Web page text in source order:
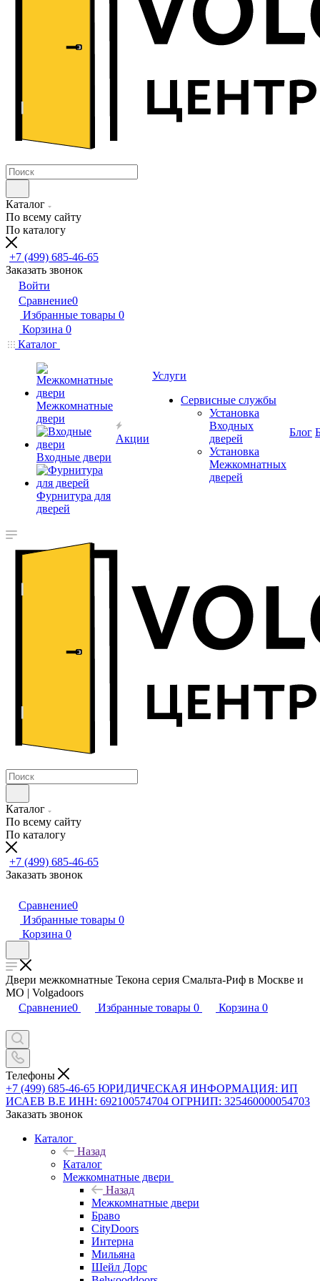
Каталог
По всему сайту
По каталогу
+7 (499) 685-46-65
Заказать звонок
Войти
Сравнение0
Избранные товары 0
Корзина 0
Каталог
Межкомнатные
двери
Входные двери
Фурнитура для
дверей
Акции
Услуги
Сервисные службы
Установка
Входных
дверей
Установка
Межкомнатных
дверей
Блог
Каталог
По всему сайту
По каталогу
+7 (499) 685-46-65
Заказать звонок
Сравнение0
Избранные товары 0
Корзина 0
Двери межкомнатные Текона серия Смальта-Риф в Москве и
МО | Volgadoors
Сравнение0 Избранные товары 0 Корзина 0
Телефоны
+7 (499) 685-46-65 ЮРИДИЧЕСКАЯ ИНФОРМАЦИЯ: ИП
ИСАЕВ В.Е ИНН: 692100574704 ОГРНИП: 325460000054703
Заказать звонок
Каталог
Назад
Каталог
Межкомнатные двери
Назад
Межкомнатные двери
Браво
CityDoors
Интерна
Мильяна
Шейл Дорс